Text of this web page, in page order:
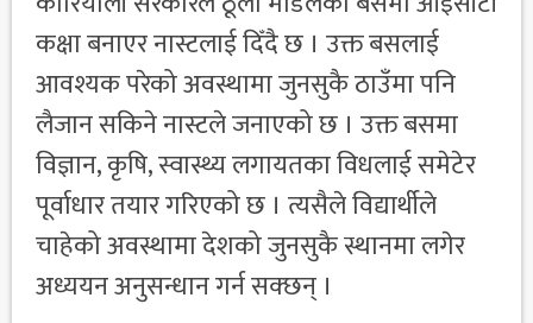
कक्षा बनाएर नास्टलाई दिँदै छ । उक्त बसलाई
आवश्यक परेको अवस्थामा जुनसुकै ठाउँमा पनि
लैजान सकिने नास्टले जनाएको छ । उक्त बसमा
विज्ञान, कृषि, स्वास्थ्य लगायतका विधलाई समेटेर
पूर्वाधार तयार गरिएको छ । त्यसैले विद्यार्थीले
चाहेको अवस्थामा देशको जुनसुकै स्थानमा लगेर
अध्ययन अनुसन्धान गर्न सक्छन् ।